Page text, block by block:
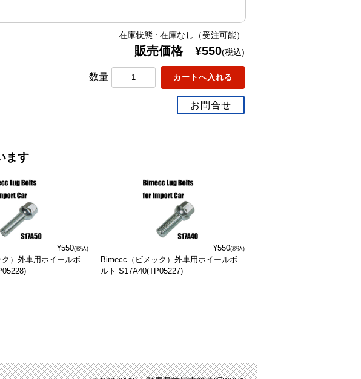
在庫状態 : 在庫なし（受注可能）
販売価格 ¥550(税込)
数量
お問合せ
ます
¥550(税込)
）外車用ホイールボ
¥550(税込)
Bimecc（ビメック）外車用ホイールボ
ルト S17A40(TP05227)